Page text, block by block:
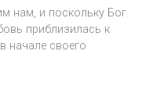
нам, и поскольку Бог
приблизилась к
начале своего